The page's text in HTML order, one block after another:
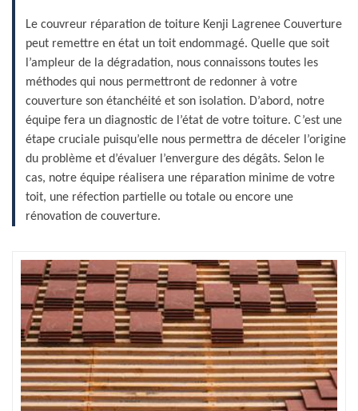
Le couvreur réparation de toiture Kenji Lagrenee Couverture
peut remettre en état un toit endommagé. Quelle que soit
l’ampleur de la dégradation, nous connaissons toutes les
méthodes qui nous permettront de redonner à votre
couverture son étanchéité et son isolation. D’abord, notre
équipe fera un diagnostic de l’état de votre toiture. C’est une
étape cruciale puisqu’elle nous permettra de déceler l’origine
du problème et d’évaluer l’envergure des dégâts. Selon le
cas, notre équipe réalisera une réparation minime de votre
toit, une réfection partielle ou totale ou encore une
rénovation de couverture.